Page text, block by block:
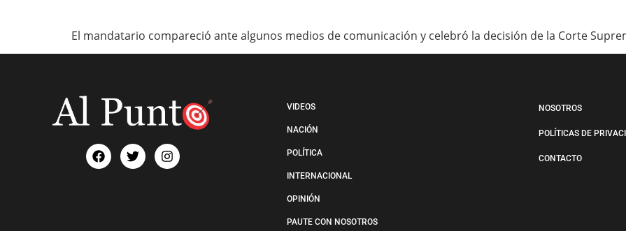
El mandatario compareció ante algunos medios de comunicación y celebró la decisión de la Corte
VIDEOS
NACIÓN
POLÍTICA
INTERNACIONAL
OPINIÓN
PAUTE CON NOSOTROS
NOSOTROS
POLÍTICAS DE
CONTACTO